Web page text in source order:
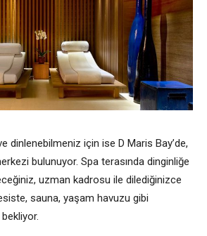
dinlenebilmeniz için ise D Maris Bay’de,
bulunuyor. Spa terasında dinginliğe
uzman kadrosu ile dilediğinizce
sauna, yaşam havuzu gibi